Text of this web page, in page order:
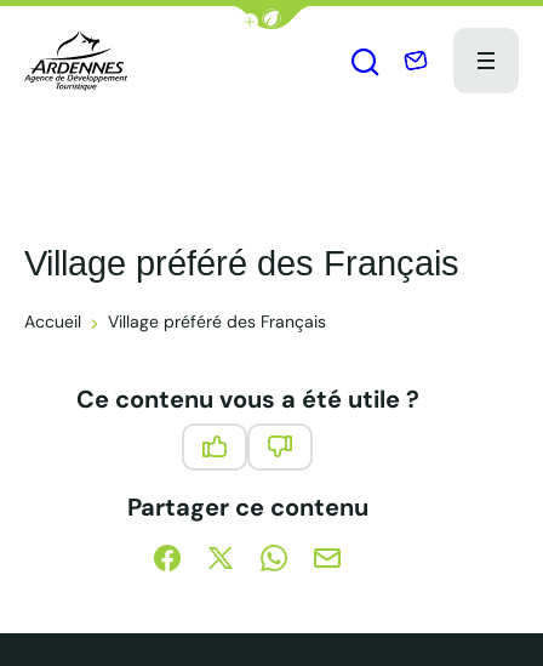
Afficher la barre de navigation du
Ouvrir le
Nous Menu
Village préféré des Français
Accueil Village préféré des Français
Ce contenu vous a été utile ?
Partager ce contenu
Partager sur Facebook (nouvelle fenêtre)
Partager sur X / Twitter (nouvelle
Partager sur WhatsApp
Partager par mail